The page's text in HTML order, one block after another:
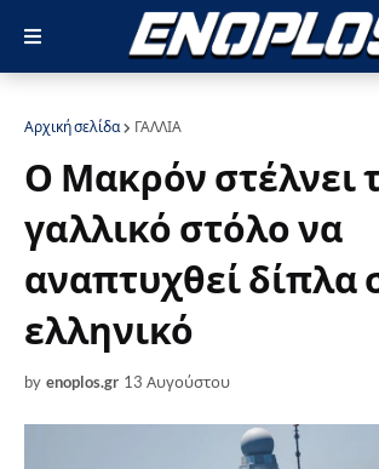
Αρχική σελίδα ΓΑΛΛΙΑ
Ο Μακρόν στέλνει
γαλλικό στόλο να
αναπτυχθεί δίπλα
ελληνικό
by enoplos.gr 13 Αυγούστου